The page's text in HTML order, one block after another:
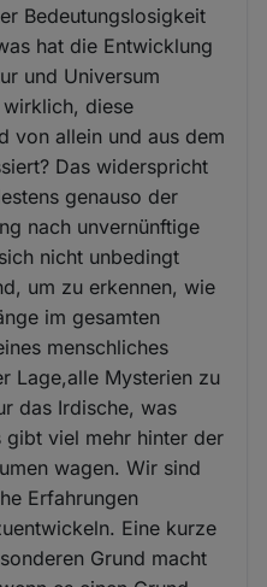
Bedeutungslosigkeit
hat die Entwicklung
und Universum
wirklich, diese
von allein und aus dem
Das widerspricht
genauso der
nach unvernünftige
nicht unbedingt
um zu erkennen, wie
im gesamten
menschliches
Lage,alle Mysterien zu
das Irdische, was
gibt viel mehr hinter der
wagen. Wir sind
Erfahrungen
Eine kurze
Grund macht